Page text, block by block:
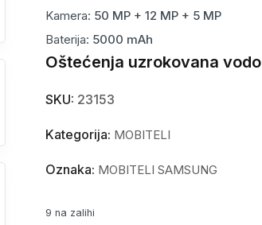
Kamera: 50 MP + 12 MP + 5 MP
Baterija: 5000 mAh
Oštećenja uzrokovana
SKU: 23153
Kategorija: MOBITELI
Oznaka: MOBITELI SAMSUNG
9 na zalihi